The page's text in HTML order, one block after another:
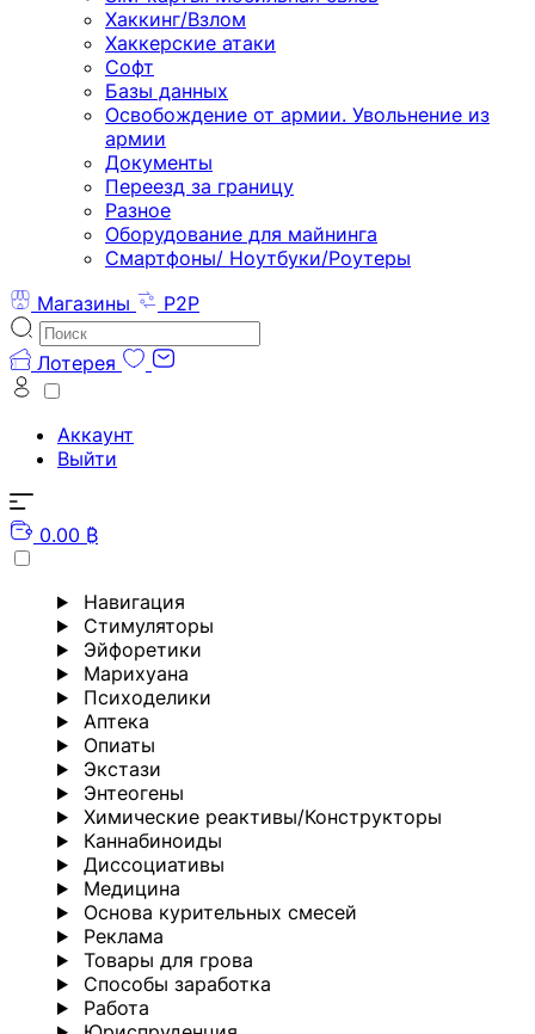
Хаккинг/Взлом
Хаккерские атаки
Софт
Базы данных
Освобождение от армии. Увольнение из
армии
Документы
Переезд за границу
Разное
Оборудование для майнинга
Смартфоны/ Ноутбуки/Роутеры
Магазины
P2P
Лотерея
Аккаунт
Выйти
0.00 ₿
Навигация
Стимуляторы
Эйфоретики
Марихуана
Психоделики
Аптека
Опиаты
Экстази
Энтеогены
Химические реактивы/Конструкторы
Каннабиноиды
Диссоциативы
Медицина
Основа курительных смесей
Реклама
Товары для грова
Способы заработка
Работа